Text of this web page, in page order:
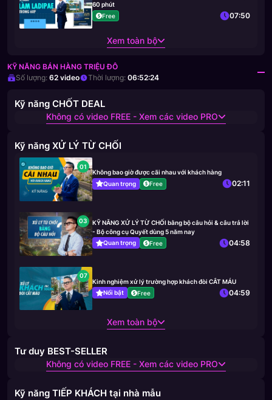
60 phút
Free
07:50
Xem toàn bộ
KỸ NĂNG BÁN HÀNG TRIỆU ĐÔ
Số lượng: 62 video Thời lượng: 06:52:24
Kỹ năng CHỐT DEAL
Không có video FREE - Xem các video PRO
Kỹ năng XỬ LÝ TỪ CHỐI
01
Không bao giờ được cãi nhau với khách hàng
Quan trọng
Free 02:11
03
KỸ NĂNG XỬ LÝ TỪ CHỐI bằng bộ câu hỏi & câu trả lời
- Bộ công cụ Quyết dùng 5 năm nay
Quan trọng
Free 04:58
07
Kinh nghiệm xử lý trường hợp khách đòi CẮT MÁU
Nổi bật
Free 04:59
Xem toàn bộ
Tư duy BEST-SELLER
Không có video FREE - Xem các video PRO
Kỹ năng TIẾP KHÁCH tại nhà mẫu